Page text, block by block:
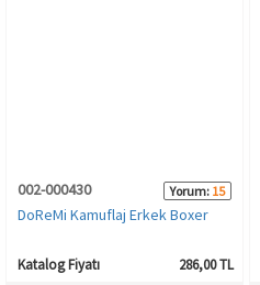
002-000430 Yorum: 15
DoReMi Kamuflaj Erkek Boxer
Katalog Fiyatı 286,00 TL